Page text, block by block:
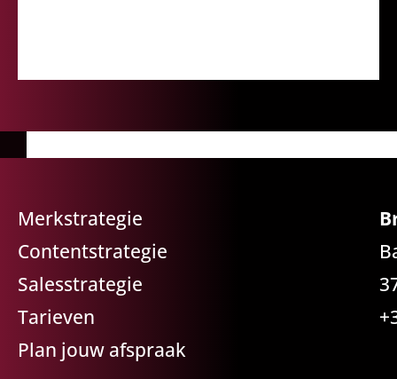
Merkstrategie
Contentstrategie
Salesstrategie
Tarieven
Plan jouw afspraak